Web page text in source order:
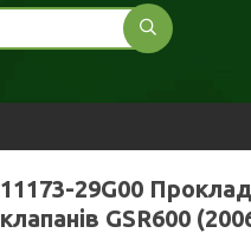
11173-29G00
клапанів GSR600